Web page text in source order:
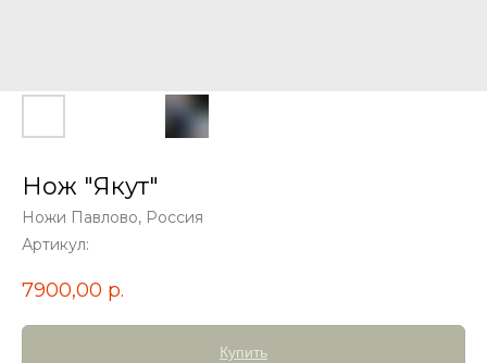
Нож "Якут"
Ножи Павлово, Россия
Артикул:
7900,00 р.
Купить